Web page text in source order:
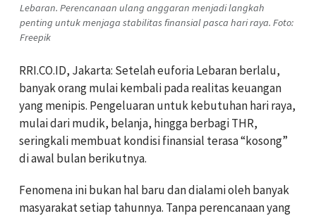
Lebaran. Perencanaan ulang anggaran menjadi langkah
penting untuk menjaga stabilitas finansial pasca hari raya. Foto:
Freepik
RRI.CO.ID, Jakarta: Setelah euforia Lebaran berlalu,
banyak orang mulai kembali pada realitas keuangan
yang menipis. Pengeluaran untuk kebutuhan hari raya,
mulai dari mudik, belanja, hingga berbagi THR,
seringkali membuat kondisi finansial terasa “kosong”
di awal bulan berikutnya.
Fenomena ini bukan hal baru dan dialami oleh banyak
masyarakat setiap tahunnya. Tanpa perencanaan yang